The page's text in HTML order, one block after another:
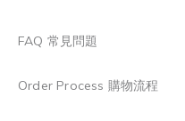
FAQ 常見問題
Order Process 購物流程